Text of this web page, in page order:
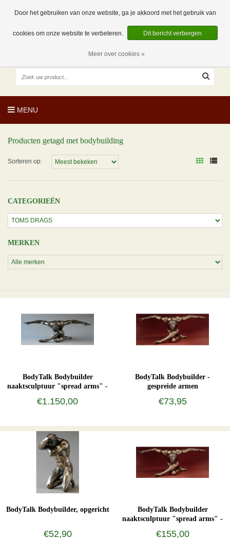
0 Artikelen
NL
EUR
MENU
Producten getagd met bodybuilding
Sorteren op:
CATEGORIEËN
MERKEN
BodyTalk Bodybuilder
naaktsculptuur "spread arms" -
€1.150,00
BodyTalk Bodybuilder -
gespreide armen
€73,95
BodyTalk Bodybuilder, opgericht
€52,90
BodyTalk Bodybuilder
naaktsculptuur "spread arms" -
€155,00
Door het gebruiken van onze website, ga je akkoord met het gebruik van
cookies om onze website te verbeteren. Dit bericht verbergen
Meer over cookies »